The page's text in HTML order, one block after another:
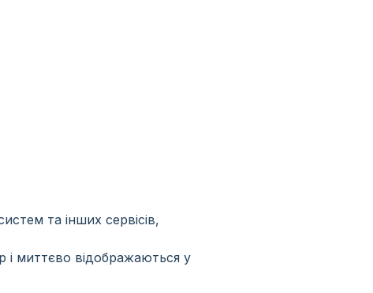
та інших сервісів,
і миттєво відображаються у